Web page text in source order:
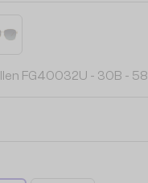
FG40032U - 30B - 58